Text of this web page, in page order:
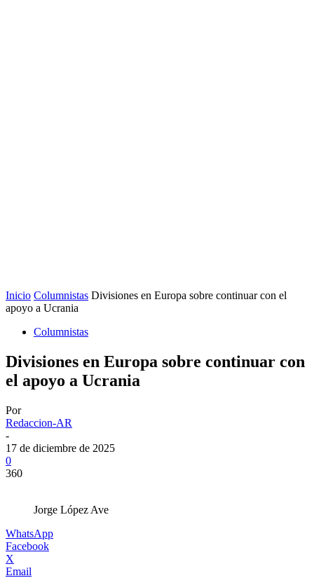
Inicio Columnistas Divisiones en Europa sobre continuar con el
apoyo a Ucrania
Columnistas
Divisiones en Europa sobre continuar con
el apoyo a Ucrania
Por
Redaccion-AR
-
17 de diciembre de 2025
0
360
Jorge López Ave
WhatsApp
Facebook
X
Email